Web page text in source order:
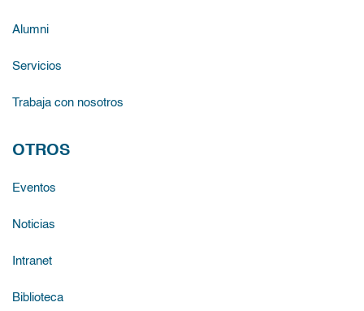
Alumni
Servicios
Trabaja con nosotros
OTROS
Eventos
Noticias
Intranet
Biblioteca